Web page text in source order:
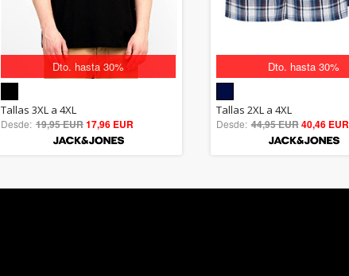
Dto. hasta 30%
5.00
out of 5
Tallas 3XL a 4XL
Desde: 19,95 EUR17,96 EUR
Dto. hasta 30%
5.00
out of 5
Tallas 2XL a 4XL
Desde: 44,95 EUR40,46 EUR